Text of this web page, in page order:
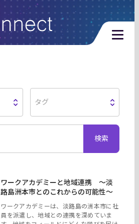
タグ
検索
ワークアカデミーと地域連携 ～淡
路島洲本市とのこれからの可能性～
ワークアカデミーは、淡路島の洲本市に社
員を派遣し、地域との連携を深めていま